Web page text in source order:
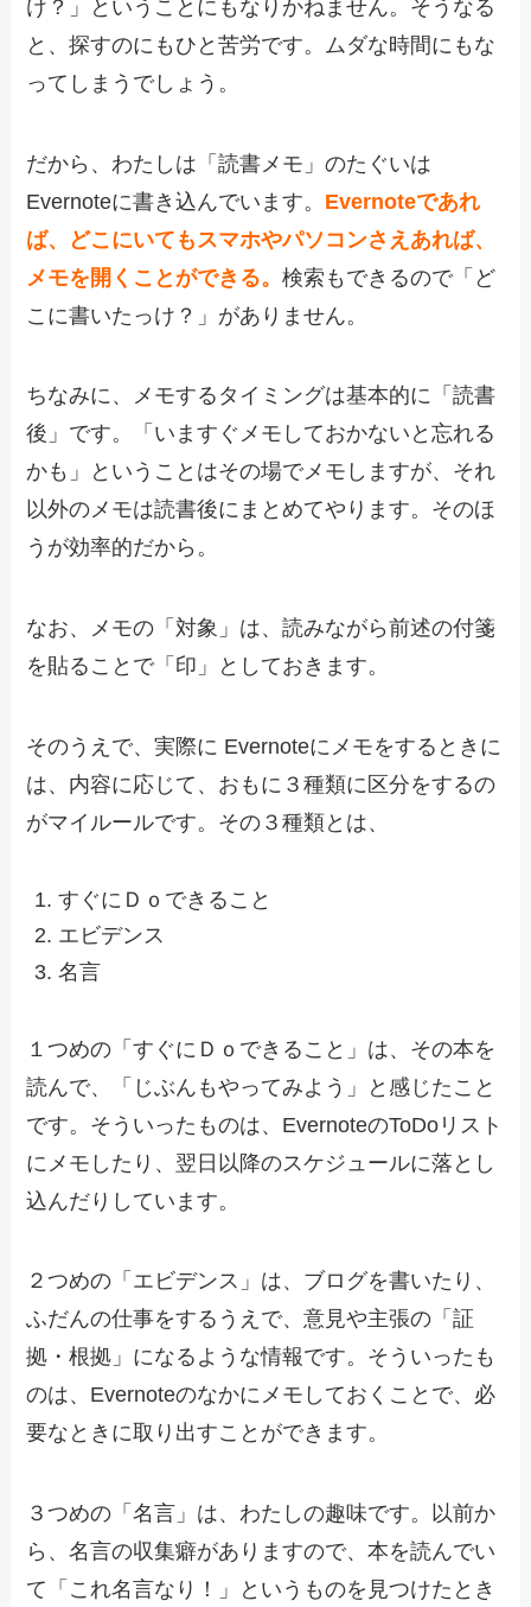
け？」ということにもなりかねません。そうなる
と、探すのにもひと苦労です。ムダな時間にもな
ってしまうでしょう。
だから、わたしは「読書メモ」のたぐいは
Evernoteに書き込んでいます。 Evernoteであれ
ば、どこにいてもスマホやパソコンさえあれば、
メモを開くことができる。検索もできるので「ど
こに書いたっけ？」がありません。
ちなみに、メモするタイミングは基本的に「読書
後」です。「いますぐメモしておかないと忘れる
かも」ということはその場でメモしますが、それ
以外のメモは読書後にまとめてやります。そのほ
うが効率的だから。
なお、メモの「対象」は、読みながら前述の付箋
を貼ることで「印」としておきます。
そのうえで、実際に Evernoteにメモをするときに
は、内容に応じて、おもに３種類に区分をするの
がマイルールです。その３種類とは、
すぐにＤｏできること
エビデンス
名言
１つめの「すぐにＤｏできること」は、その本を
読んで、「じぶんもやってみよう」と感じたこと
です。そういったものは、EvernoteのToDoリスト
にメモしたり、翌日以降のスケジュールに落とし
込んだりしています。
２つめの「エビデンス」は、ブログを書いたり、
ふだんの仕事をするうえで、意見や主張の「証
拠・根拠」になるような情報です。そういったも
のは、Evernoteのなかにメモしておくことで、必
要なときに取り出すことができます。
３つめの「名言」は、わたしの趣味です。以前か
ら、名言の収集癖がありますので、本を読んでい
て「これ名言なり！」というものを見つけたとき